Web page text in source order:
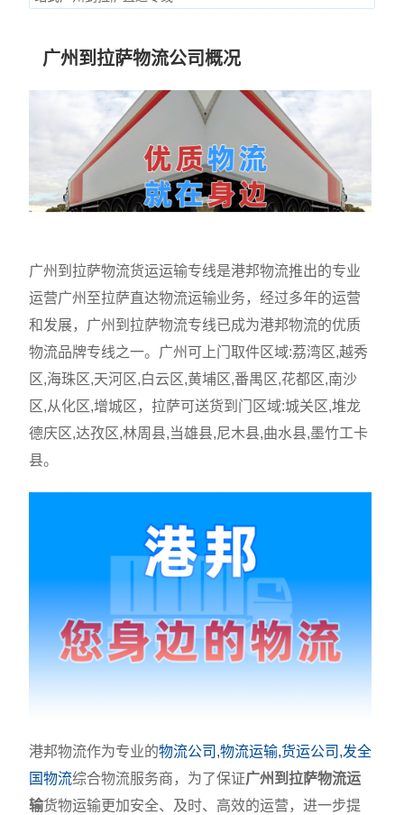
广州到拉萨物流公司概况
广州到拉萨物流货运运输专线是港邦物流推出的专业
运营广州至拉萨直达物流运输业务，经过多年的运营
和发展，广州到拉萨物流专线已成为港邦物流的优质
物流品牌专线之一。广州可上门取件区域:荔湾区,越秀
区,海珠区,天河区,白云区,黄埔区,番禺区,花都区,南沙
区,从化区,增城区，拉萨可送货到门区域:城关区,堆龙
德庆区,达孜区,林周县,当雄县,尼木县,曲水县,墨竹工卡
县。
港邦物流作为专业的物流公司,物流运输,货运公司,发全
国物流综合物流服务商，为了保证广州到拉萨物流运
输货物运输更加安全、及时、高效的运营，进一步提